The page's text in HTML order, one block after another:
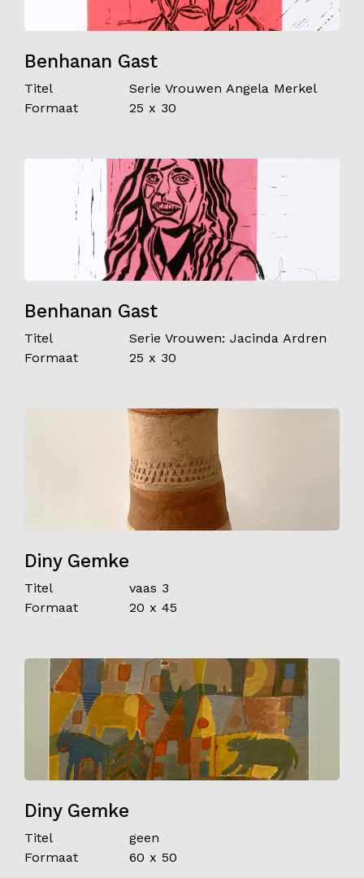
Benhanan Gast
Titel
Serie Vrouwen Angela Merkel
Formaat
25 x 30
Benhanan Gast
Titel
Serie Vrouwen: Jacinda Ardren
Formaat
25 x 30
Diny Gemke
Titel
vaas 3
Formaat
20 x 45
Diny Gemke
Titel
geen
Formaat
60 x 50